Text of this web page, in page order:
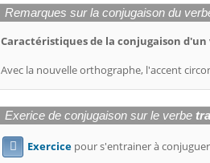
Remarques sur la conjugaison du
Caractéristiques de la conjugaison
Avec la nouvelle orthographe, l'accent
Exerice de conjugaison sur le verbe
 Exercice pour s'entrainer à